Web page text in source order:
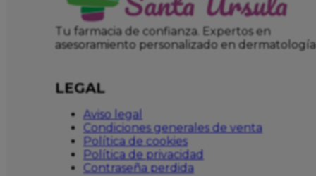
Tu farmacia de confianza. Expertos en
asesoramiento personalizado en dermatología
LEGAL
Aviso legal
Condiciones generales de venta
Política de cookies
Política de privacidad
Contraseña perdida